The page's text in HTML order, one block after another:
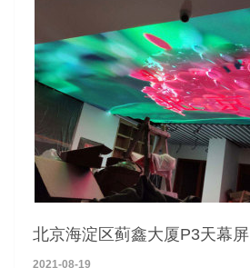
北京海淀区蓟鑫大厦P3天幕屏
2021-08-19